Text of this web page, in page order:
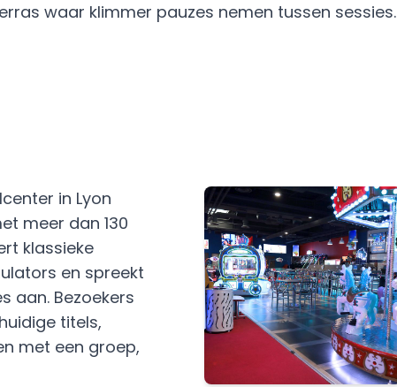
waar klimmer pauzes nemen tussen sessies.
in Lyon
meer dan 130
klassieke
en spreekt
aan. Bezoekers
titels,
met een groep,